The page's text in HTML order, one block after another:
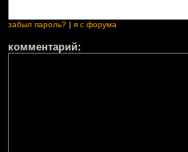
забыл пароль? я с форума
комментарий: